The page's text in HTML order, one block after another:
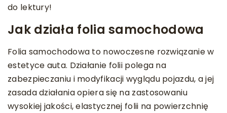
do lektury!
Jak działa folia samochodowa
Folia samochodowa to nowoczesne rozwiązanie w
estetyce auta. Działanie folii polega na
zabezpieczaniu i modyfikacji wyglądu pojazdu, a jej
zasada działania opiera się na zastosowaniu
wysokiej jakości, elastycznej folii na powierzchnię